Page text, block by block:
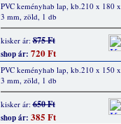
PVC keményhab lap, kb.210 x 180 x
3 mm, zöld, 1 db
kisker ár:875 Ft
shop ár: 720 Ft
PVC keményhab lap, kb.210 x 150 x
3 mm, zöld, 1 db
kisker ár:650 Ft
shop ár: 385 Ft